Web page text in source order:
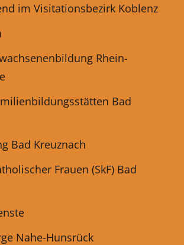
im Visitationsbezirk Koblenz
Rhein-
Bad
Bad Kreuznach
Frauen (SkF) Bad
Nahe-Hunsrück